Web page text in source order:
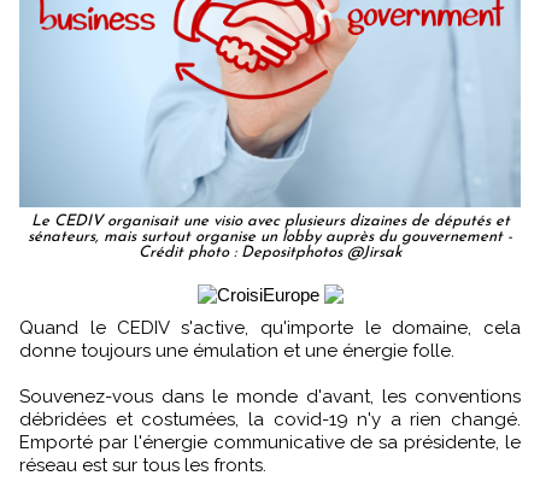
Le CEDIV organisait une visio avec plusieurs dizaines de députés et
sénateurs, mais surtout organise un lobby auprès du gouvernement -
Crédit photo : Depositphotos @Jirsak
Quand le CEDIV s'active, qu'importe le domaine, cela
donne toujours une émulation et une énergie folle.
Souvenez-vous dans le monde d'avant, les conventions
débridées et costumées, la covid-19 n'y a rien changé.
Emporté par l'énergie communicative de sa présidente, le
réseau est sur tous les fronts.